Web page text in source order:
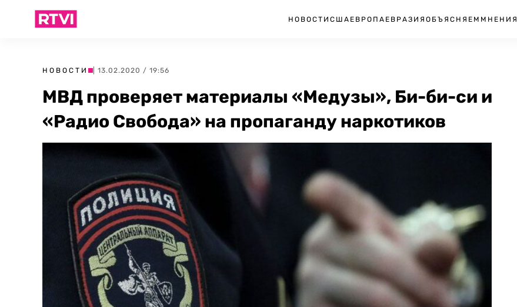
НОВОСТИ США ЕВРОПА ЕВРАЗИЯ ОБЪЯСНЯЕМ МНЕНИЯ
НОВОСТИ | 13.02.2020 / 19:56
МВД проверяет материалы «Медузы», Би-би-си и
«Радио Свобода» на пропаганду наркотиков